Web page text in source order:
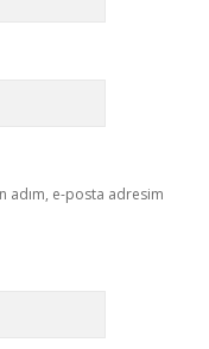
adım, e-posta adresim